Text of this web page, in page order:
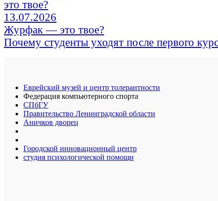
13.07.2026
Журфак — это твое?
Почему студенты уходят после первого
Еврейский музей и центр толерантности
Федерация компьютерного спорта
СПбГУ
Правительство Ленинградской области
Аничков дворец
Городской инновационный центр
студия психологической помощи